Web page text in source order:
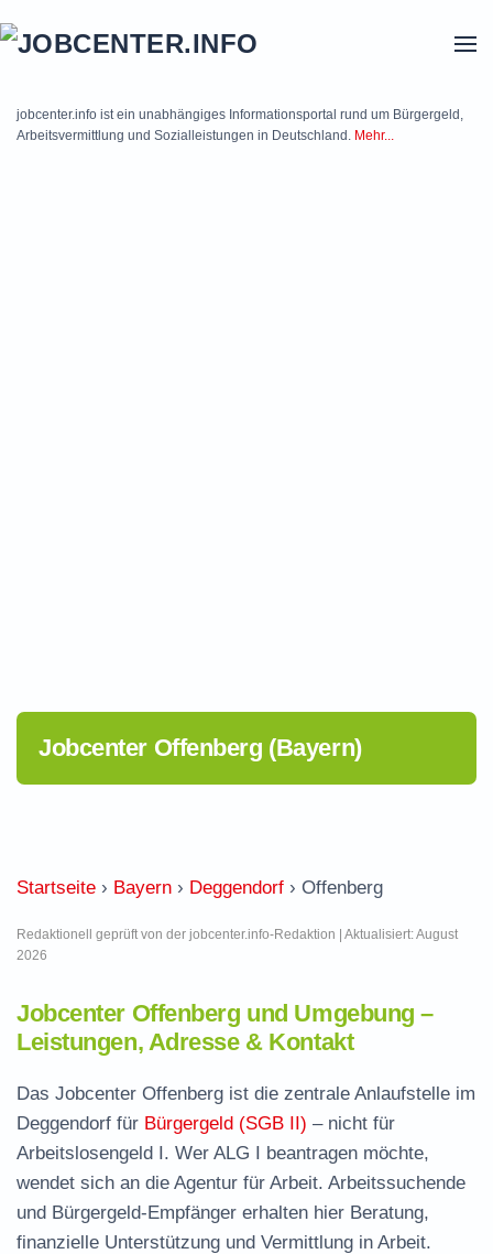
jobcenter.info ist ein unabhängiges Informationsportal rund um Bürgergeld,
Arbeitsvermittlung und Sozialleistungen in Deutschland. Mehr...
Jobcenter Offenberg (Bayern)
Startseite › Bayern › Deggendorf › Offenberg
Redaktionell geprüft von der jobcenter.info-Redaktion | Aktualisiert: August
2026
Jobcenter Offenberg und Umgebung –
Leistungen, Adresse & Kontakt
Das Jobcenter Offenberg ist die zentrale Anlaufstelle im
Deggendorf für Bürgergeld (SGB II) – nicht für
Arbeitslosengeld I. Wer ALG I beantragen möchte,
wendet sich an die Agentur für Arbeit. Arbeitssuchende
und Bürgergeld-Empfänger erhalten hier Beratung,
finanzielle Unterstützung und Vermittlung in Arbeit.